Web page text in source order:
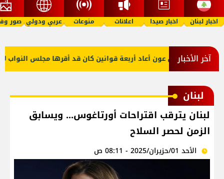
اخبار لبنان اخبار صيدا اعلانات منوعات عربي ودولي صور
آخر الأخبار
الرئيس عون أعاد أربعة قوانين كان قد أقرها مجلس النواب
لبنان
لبنان يترقب اقتراحات أورتاغوس... ويسابق
الزمن لحصر السلاح
الأحد 01/حزيران/2025 - 08:11 ص